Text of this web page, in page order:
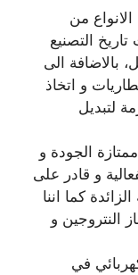
من
التصنيع
بالاضافة الى
و اتخاذ
لتبديل
الجودة و
و قادر على
كما اننا
النتروجين و
في